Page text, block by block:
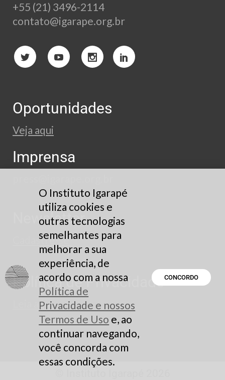
+55 (21) 3496-2114
contato@igarape.org.br
Oportunidades
Veja aqui
Imprensa
Newsletter
Cadastre-se
Política de Privacidade
Leia aqui
O Instituto Igarapé
utiliza cookies e
outras tecnologias
semelhantes para
melhorar a sua
experiência, de
acordo com a nossa
Política de
Privacidade e nossos
Termos de Uso e, ao
continuar navegando,
você concorda com
essas condições.
CONCORDO